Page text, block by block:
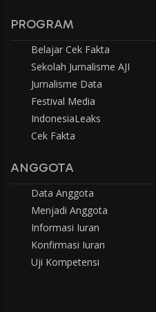
PROGRAM
Belajar Cek Fakta
Sekolah Jurnalisme AJI
Jurnalisme Data
Festival Media
IndonesiaLeaks
Cek Fakta
ANGGOTA
Data Anggota
Menjadi Anggota
Informasi Iuran
Konfirmasi Iuran
Uji Kompetensi